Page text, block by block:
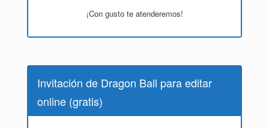
¡Con gusto te atenderemos!
Invitación de Dragon Ball para editar
online (gratis)